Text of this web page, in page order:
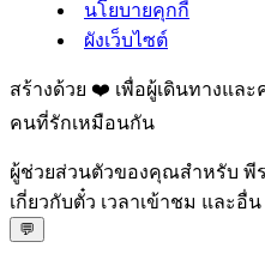
นโยบายคุกกี้
ผังเว็บไซต์
สร้างด้วย ❤️ เพื่อผู้เดินทางแล
คนที่รักเหมือนกัน
ผู้ช่วยส่วนตัวของคุณสำหรับ พี
เกี่ยวกับตั๋ว เวลาเข้าชม และอื่น
💬